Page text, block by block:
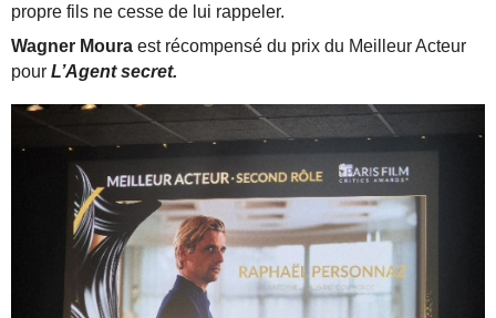
propre fils ne cesse de lui rappeler.
Wagner Moura est récompensé du prix du Meilleur Acteur
pourL’Agent secret.